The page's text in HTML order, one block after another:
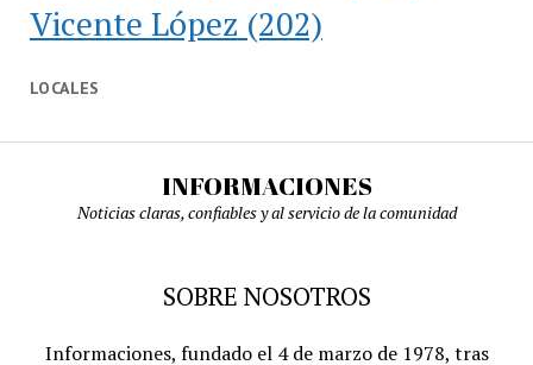
Vicente López (202)
LOCALES
INFORMACIONES
Noticias claras, confiables y al servicio de la comunidad
SOBRE NOSOTROS
Informaciones, fundado el 4 de marzo de 1978, tras